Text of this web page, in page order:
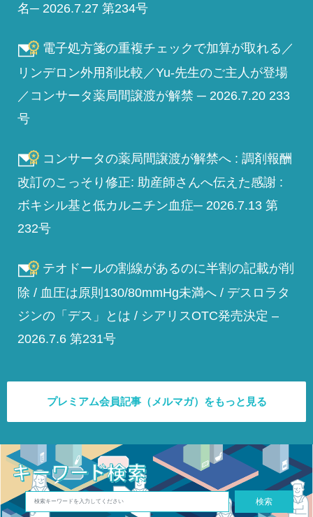
名─ 2026.7.27 第234号
電子処方箋の重複チェックで加算が取れる／
リンデロン外用剤比較／Yu-先生のご主人が登場
／コンサータ薬局間譲渡が解禁 ─ 2026.7.20 233
号
コンサータの薬局間譲渡が解禁へ : 調剤報酬
改訂のこっそり修正: 助産師さんへ伝えた感謝 :
ボキシル基と低カルニチン血症─ 2026.7.13 第
232号
テオドールの割線があるのに半割の記載が削
除 / 血圧は原則130/80mmHg未満へ / デスロラタ
ジンの「デス」とは / シアリスOTC発売決定 –
2026.7.6 第231号
プレミアム会員記事（メルマガ）をもっと見る
検索